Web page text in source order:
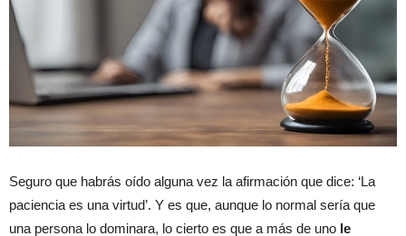
Seguro que habrás oído alguna vez la afirmación que dice: ‘La
paciencia es una virtud’. Y es que, aunque lo normal sería que
una persona lo dominara, lo cierto es que a más de uno le